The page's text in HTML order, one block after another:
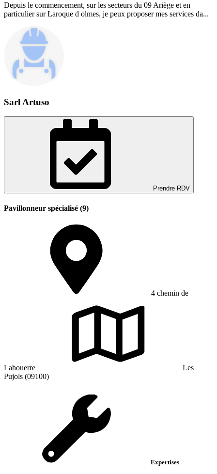
Depuis le commencement, sur les secteurs du 09 Ariège et en
particulier sur Laroque d olmes, je peux proposer mes services da...
Sarl Artuso
Prendre RDV
Pavillonneur spécialisé (9)
4 chemin de
Lahouerre
Les
Pujols (09100)
Expertises